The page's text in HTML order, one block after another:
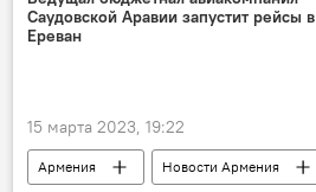
Саудовской Аравии запустит рейсы в
Ереван
15 марта 2023, 19:22
Армения
Новости Армения